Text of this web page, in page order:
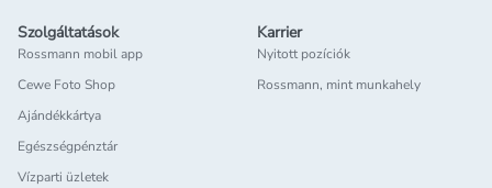
Szolgáltatások
Rossmann mobil app
Cewe Foto Shop
Ajándékkártya
Egészségpénztár
Vízparti üzletek
Karrier
Nyitott pozíciók
Rossmann, mint munkahely